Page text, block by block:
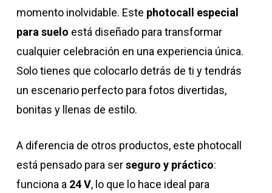
momento inolvidable. Este photocall especial
para suelo está diseñado para transformar
cualquier celebración en una experiencia única.
Solo tienes que colocarlo detrás de ti y tendrás
un escenario perfecto para fotos divertidas,
bonitas y llenas de estilo.
A diferencia de otros productos, este photocall
está pensado para serseguro y práctico:
funciona a 24 V, lo que lo hace ideal para